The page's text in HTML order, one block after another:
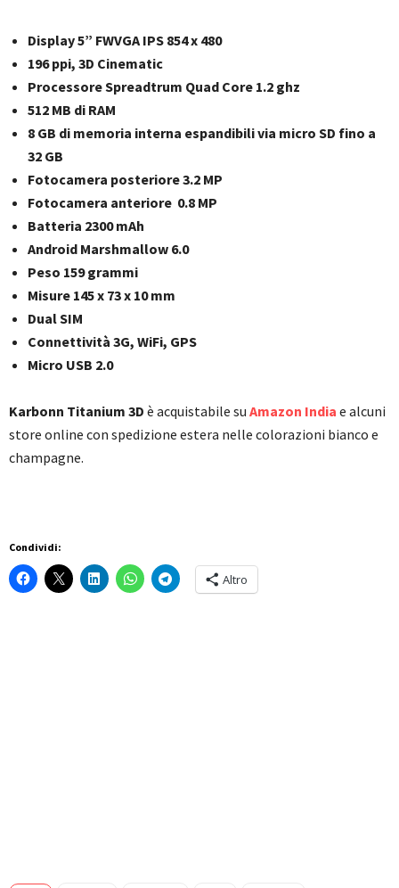
Display 5” FWVGA IPS 854 x 480
196 ppi, 3D Cinematic
Processore Spreadtrum Quad Core 1.2 ghz
512 MB di RAM
8 GB di memoria interna espandibili via micro SD fino a
32 GB
Fotocamera posteriore 3.2 MP
Fotocamera anteriore 0.8 MP
Batteria 2300 mAh
Android Marshmallow 6.0
Peso 159 grammi
Misure 145 x 73 x 10 mm
Dual SIM
Connettività 3G, WiFi, GPS
Micro USB 2.0
Karbonn Titanium 3D è acquistabile su Amazon India e alcuni
store online con spedizione estera nelle colorazioni bianco e
champagne.
Condividi:
Altro